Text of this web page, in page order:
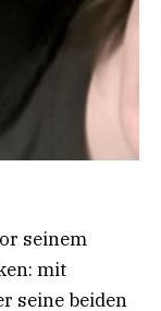
seinem
mit
seine beiden